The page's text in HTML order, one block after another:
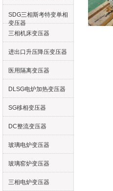
SDG三相斯考特变单相
变压器
三相机床变压器
进出口升压降压变压器
医用隔离变压器
DLSG电炉加热变压器
SG移相变压器
DC整流变压器
玻璃电炉变压器
玻璃窑炉变压器
三相电炉变压器